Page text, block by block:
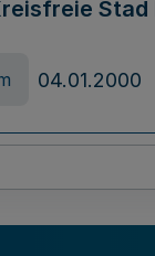
04.01.2000